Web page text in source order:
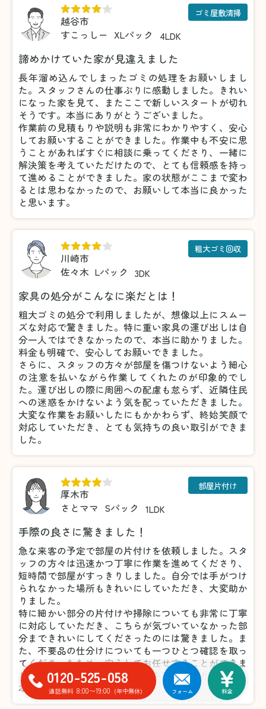
越谷市
すこっしー
XLパック 4LDK
ゴミ屋敷清掃
諦めかけていた家が見違えました
長年溜め込んでしまったゴミの処理をお願いしまし
た。スタッフさんの仕事ぶりに感動しました。きれい
になった家を見て、またここで新しいスタートが切れ
そうです。本当にありがとうございました。
作業前の見積もりや説明も非常にわかりやすく、安心
してお願いすることができました。作業中も不安に思
うことがあればすぐに相談に乗ってくださり、一緒に
解決策を考えていただけたので、とても信頼感を持っ
て進めることができました。家の状態がここまで変わ
るとは思わなかったので、お願いして本当に良かった
と思います。
川崎市
佐々木 Lパック 3DK
粗大ゴミ回収
家具の処分がこんなに楽だとは！
粗大ゴミの処分で利用しましたが、想像以上にスムー
ズな対応で驚きました。特に重い家具の運び出しは自
分一人ではできなかったので、本当に助かりました。
料金も明確で、安心してお願いできました。
さらに、スタッフの方々が部屋を傷つけないよう細心
の注意を払いながら作業してくれたのが印象的でし
た。運び出しの際に周囲への配慮も怠らず、近隣住民
への迷惑をかけないよう気を配っていただきました。
大変な作業をお願いしたにもかかわらず、終始笑顔で
対応していただき、とても気持ちの良い取引ができま
した。
厚木市
さとママ Sパック 1LDK
部屋片付け
手際の良さに驚きました！
急な来客の予定で部屋の片付けを依頼しました。スタ
ッフの方々は迅速かつ丁寧に作業を進めてくださり、
短時間で部屋がすっきりしました。自分では手がつけ
られなかった場所もきれいにしていただき、大変助か
りました。
特に細かい部分の片付けや掃除についても非常に丁寧
に対応していただき、こちらが気づいていなかった部
分まできれいにしてくださったのには驚きました。ま
た、不要品の仕分けについても一つひとつ確認を取っ
てくださったため、安心してお任せすることができま
した。おかげで気持ちよく来客を迎えることができ、
本当に感謝しています。
0120-525-058
通話無料 8:00〜19:00 (年中無休) フォーム 料金